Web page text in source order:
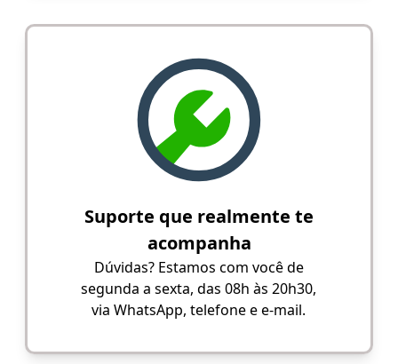
Suporte que realmente te
acompanha
Dúvidas? Estamos com você de
segunda a sexta, das 08h às 20h30,
via WhatsApp, telefone e e-mail.